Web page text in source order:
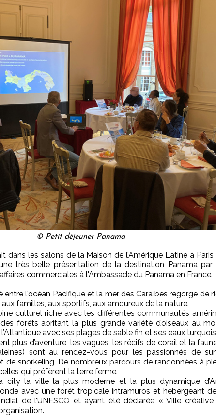
© Petit déjeuner Panama
dans les salons de la Maison de l’Amérique Latine à
une très belle présentation de la destination Panama par
commerciales à l'Ambassade du Panama en France.
entre l'océan Pacifique et la mer des Caraïbes regorge de
familles, aux sportifs, aux amoureux de la nature.
culturel riche avec les différentes communautés
forêts abritant la plus grande variété d’oiseaux au
avec ses plages de sable fin et ses eaux
plus d’aventure, les vagues, les récifs de corail et la
sont au rendez-vous pour les passionnés de
de snorkeling. De nombreux parcours de randonnées à
qui préfèrent la terre ferme.
city la ville la plus moderne et la plus dynamique
avec une forêt tropicale intramuros et hébergeant
de l’UNESCO et ayant été déclarée « Ville